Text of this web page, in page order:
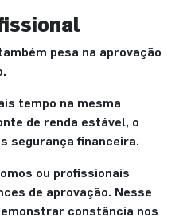
pesa na aprovação
tempo na mesma
de renda estável, o
segurança financeira.
ou profissionais
de aprovação. Nesse
constância nos